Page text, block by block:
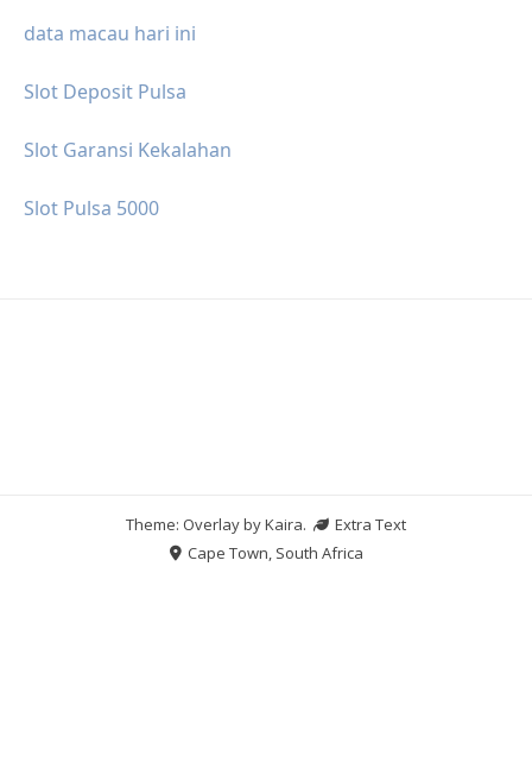
data macau hari ini
Slot Deposit Pulsa
Slot Garansi Kekalahan
Slot Pulsa 5000
Theme: Overlay byKaira.
Extra Text
Cape Town, South Africa